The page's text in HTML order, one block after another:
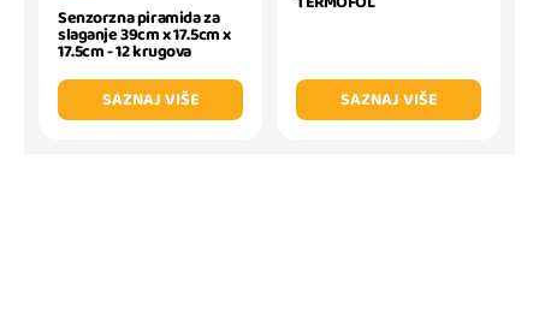
Senzorzna piramida za
slaganje 39cm x 17.5cm x
17.5cm - 12 krugova
SAZNAJ VIŠE
SAZNAJ VIŠE